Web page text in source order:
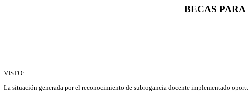
BECAS
VISTO:
La situación generada por el reconocimiento de subrogancia docente implementado